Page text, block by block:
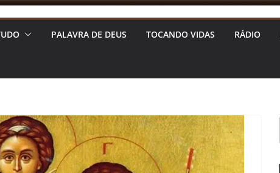
PALAVRA DE DEUS TOCANDO VIDAS RÁDIO